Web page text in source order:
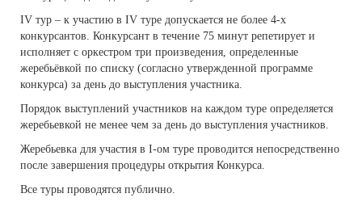
IV тур – к участию в IV туре допускается не более 4-х
конкурсантов. Конкурсант в течение 75 минут репетирует и
исполняет с оркестром три произведения, определенные
жеребьёвкой по списку (согласно утвержденной программе
конкурса) за день до выступления участника.
Порядок выступлений участников на каждом туре определяется
жеребьевкой не менее чем за день до выступления участников.
Жеребьевка для участия в I-ом туре проводится непосредственно
после завершения процедуры открытия Конкурса.
Все туры проводятся публично.